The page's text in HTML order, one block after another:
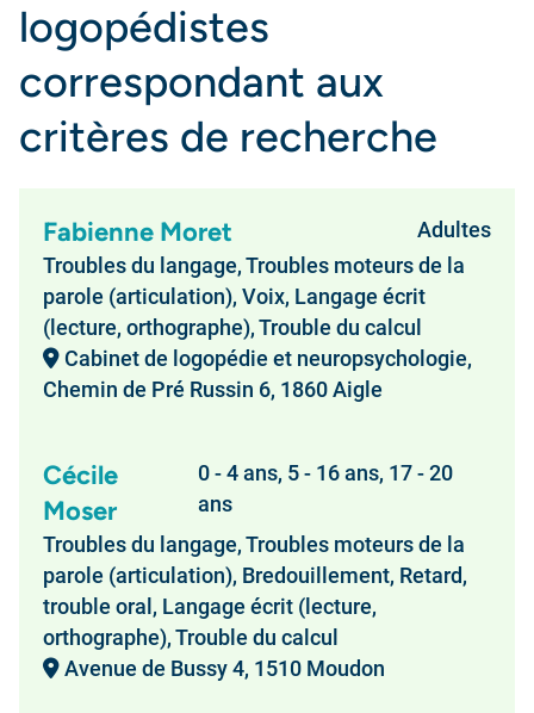
logopédistes
correspondant aux
critères de recherche
Fabienne Moret
Adultes
Troubles du langage, Troubles moteurs de la
parole (articulation), Voix, Langage écrit
(lecture, orthographe), Trouble du calcul
Cabinet de logopédie et neuropsychologie,
Chemin de Pré Russin 6, 1860 Aigle
Cécile
Moser
0 - 4 ans, 5 - 16 ans, 17 - 20
ans
Troubles du langage, Troubles moteurs de la
parole (articulation), Bredouillement, Retard,
trouble oral, Langage écrit (lecture,
orthographe), Trouble du calcul
Avenue de Bussy 4, 1510 Moudon